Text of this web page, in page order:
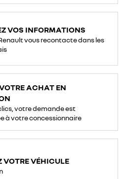
VOS INFORMATIONS
vous recontacte dans les
ACHAT EN
votre demande est
à votre concessionnaire
VOTRE VÉHICULE